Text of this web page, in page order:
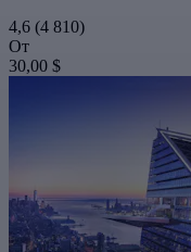
4,6 (4 810)
От
30,00 $